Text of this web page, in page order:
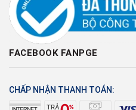
FACEBOOK FANPGE
CHẤP NHẬN THANH TOÁN: